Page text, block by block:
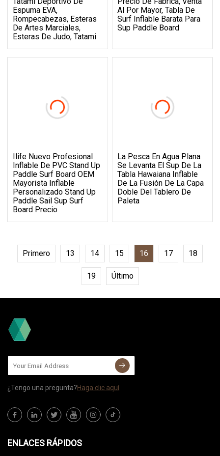
Espuma EVA,
Rompecabezas, Esteras
De Artes Marciales,
Esteras De Judo, Tatami
Al Por Mayor, Tabla De
Surf Inflable Barata Para
Sup Paddle Board
Ilife Nuevo Profesional
Inflable De PVC Stand Up
Paddle Surf Board OEM
Mayorista Inflable
Personalizado Stand Up
Paddle Sail Sup Surf
Board Precio
La Pesca En Agua Plana
Se Levanta El Sup De La
Tabla Hawaiana Inflable
De La Fusión De La Capa
Doble Del Tablero De
Paleta
Primero 13 14 15 16 17 18
19 Último
¿Tengo una pregunta?Haga clic aquí
ENLACES RÁPIDOS